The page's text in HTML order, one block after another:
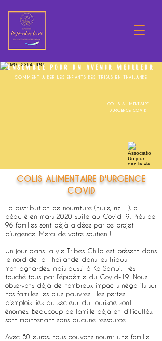
ENSEMBLE POUR UN AVENIR MEILLEUR
COMMENT AIDER LES ENFANTS DES TRIBUS EN THAILANDE
COLIS ALIMENTAIRE
D'URGENCE COVID
COLIS ALIMENTAIRE D'URGENCE
COVID
La distribution de nourriture (huile, riz…), a
débuté en mars 2020 suite au Covid19. Près de
96 familles sont déjà aidées par ce projet
d’urgence. Merci de votre soutien !
Un jour dans la vie Tribes Child est présent dans
le nord de la Thaïlande dans les tribus
montagnardes, mais aussi à Ko Samui, très
touché tous par l’épidémie du Covid-19. Nous
observons déjà de nombreux impacts négatifs sur
nos familles les plus pauvres : les pertes
d’emplois liés au secteur du tourisme sont
énormes. Beaucoup de famille déjà en difficultés,
sont maintenant sans aucune ressource.
Avec 50 euros, nous pouvons nourrir une famille